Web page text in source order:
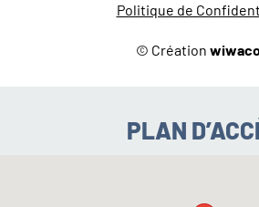
Politique de
© Création
PLAN